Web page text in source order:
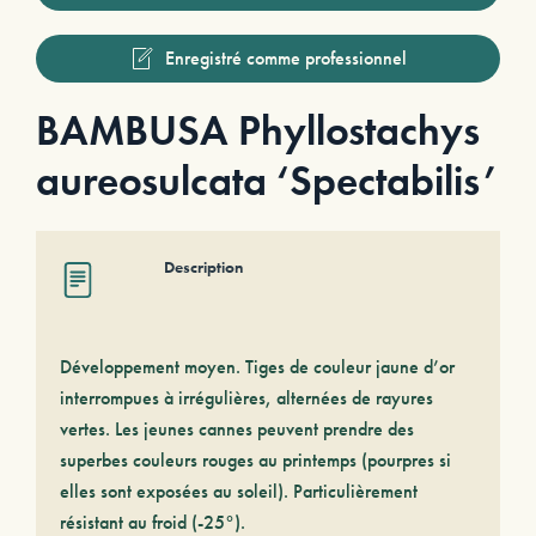
Enregistré comme professionnel
BAMBUSA Phyllostachys
aureosulcata ‘Spectabilis’
Description
Développement moyen. Tiges de couleur jaune d’or
interrompues à irrégulières, alternées de rayures
vertes. Les jeunes cannes peuvent prendre des
superbes couleurs rouges au printemps (pourpres si
elles sont exposées au soleil). Particulièrement
résistant au froid (-25°).